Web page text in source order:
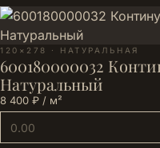
120×278 · НАТУРАЛЬНАЯ
600180000032
Натуральный
8 400 ₽ / м²